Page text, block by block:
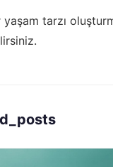
tarzı